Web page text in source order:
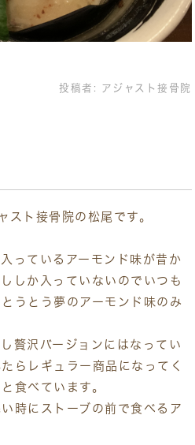
投稿者: アジャスト接骨院
スト接骨院の松尾です。
っているアーモンド味が昔か
しか入っていないのでいつも
うとう夢のアーモンド味のみ
贅沢バージョンにはなってい
らレギュラー商品になってく
食べています。
時にストーブの前で食べるア